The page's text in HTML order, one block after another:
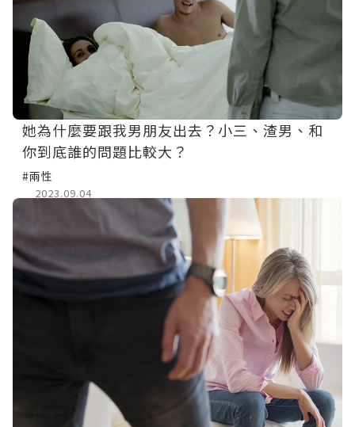
她為什麼要跟我男朋友出去？小三、渣男、和
你到底誰的問題比較大？
#兩性
2023.09.04